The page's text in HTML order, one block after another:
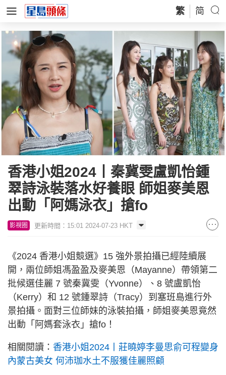
繁 简
香港小姐2024丨秦冀雯盧凱怡鍾
翠詩泳裝落水好養眼 師姐麥美恩
出動「阿媽泳衣」搶fo
影視圈 更新時間：15:01 2024-07-23 HKT
《2024 香港小姐競選》15 強外景拍攝已經陸續展
開，兩位師姐馮盈盈及麥美恩（Mayanne）帶領第二
批候選佳麗 7 號秦冀雯（Yvonne）、8 號盧凱怡
（Kerry）和 12 號鍾翠詩（Tracy）到塞班島進行外
景拍攝。面對三位師妹的泳裝拍攝，師姐麥美恩竟然
出動「阿媽套泳衣」搶fo！
相關閱讀： 香港小姐2024丨莊曉婷李曼思俞可程變身
內蒙古美女 何沛珈水土不服獲佳麗照顧